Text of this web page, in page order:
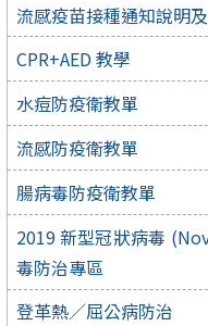
流感疫苗接種通知說明
CPR+AED 教學
水痘防疫衛教單
流感防疫衛教單
腸病毒防疫衛教單
2019 新型冠狀病毒
毒防治專區
登革熱／屈公病防治